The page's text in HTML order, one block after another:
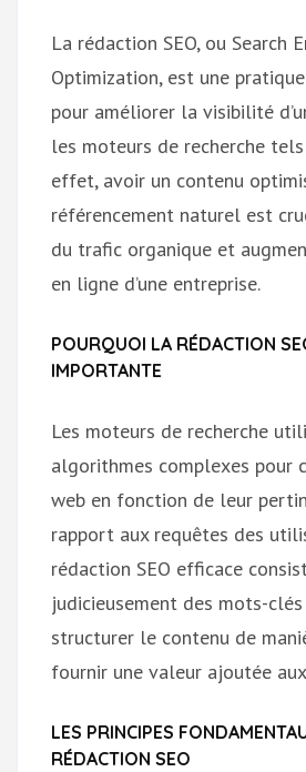
La rédaction SEO, ou Search
Optimization, est une
pour améliorer la visibilité
les moteurs de recherche
effet, avoir un contenu
référencement naturel est
du trafic organique et
en ligne d’une entreprise.
POURQUOI LA RÉDACTION
IMPORTANTE
Les moteurs de recherche
algorithmes complexes pour
web en fonction de leur
rapport aux requêtes des
rédaction SEO efficace
judicieusement des mots-
structurer le contenu de
fournir une valeur ajoutée
LES PRINCIPES
RÉDACTION SEO